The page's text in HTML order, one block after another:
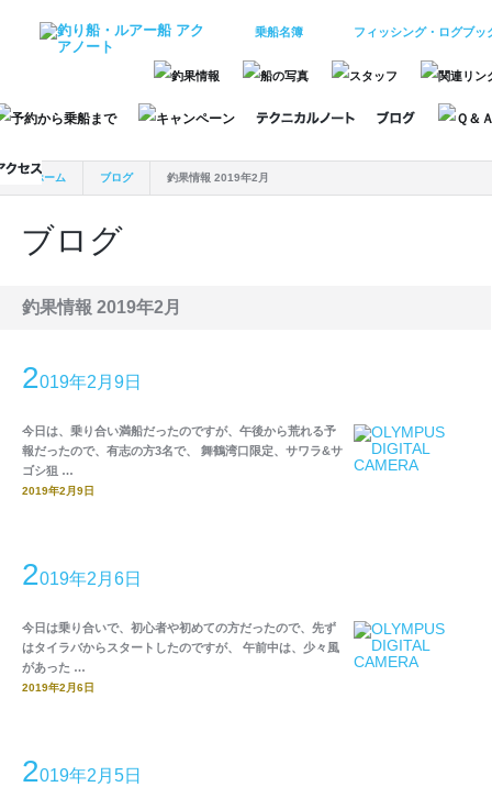
乗船名簿 フィッシング・ログブッ
ホーム ブログ 釣果情報 2019年2月
ブログ
釣果情報 2019年2月
2019年2月9日
今日は、乗り合い満船だったのですが、午後から荒れる予
報だったので、有志の方3名で、 舞鶴湾口限定、サワラ&サ
ゴシ狙 …
2019年2月9日
2019年2月6日
今日は乗り合いで、初心者や初めての方だったので、先ず
はタイラバからスタートしたのですが、 午前中は、少々風
があった …
2019年2月6日
2019年2月5日